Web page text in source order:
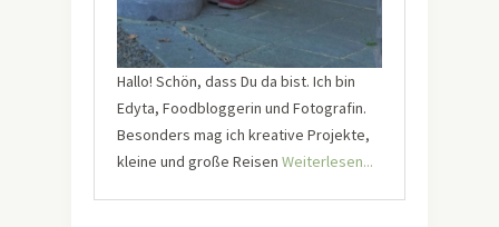
Hallo! Schön, dass Du da bist. Ich bin
Edyta, Foodbloggerin und Fotografin.
Besonders mag ich kreative Projekte,
kleine und große Reisen Weiterlesen...